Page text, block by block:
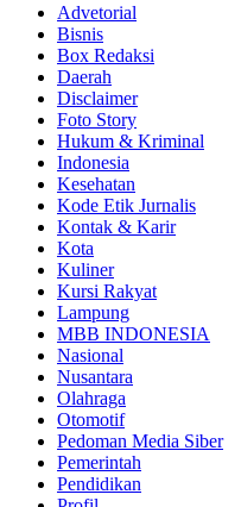
Advetorial
Bisnis
Box Redaksi
Daerah
Disclaimer
Foto Story
Hukum & Kriminal
Indonesia
Kesehatan
Kode Etik Jurnalis
Kontak & Karir
Kota
Kuliner
Kursi Rakyat
Lampung
MBB INDONESIA
Nasional
Nusantara
Olahraga
Otomotif
Pedoman Media Siber
Pemerintah
Pendidikan